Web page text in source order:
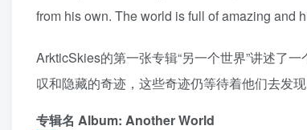
from his own. The world is full of amazing and
ArkticSkies的第一张专辑“另一个世界”讲述了
叹和隐藏的奇迹，这些奇迹仍等待着他们去发现
专辑名 Album: Another World